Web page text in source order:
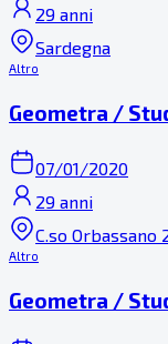
29 anni
Sardegna
Altro
Geometra /
07/01/2020
29 anni
C.so Orbassano
Altro
Geometra /